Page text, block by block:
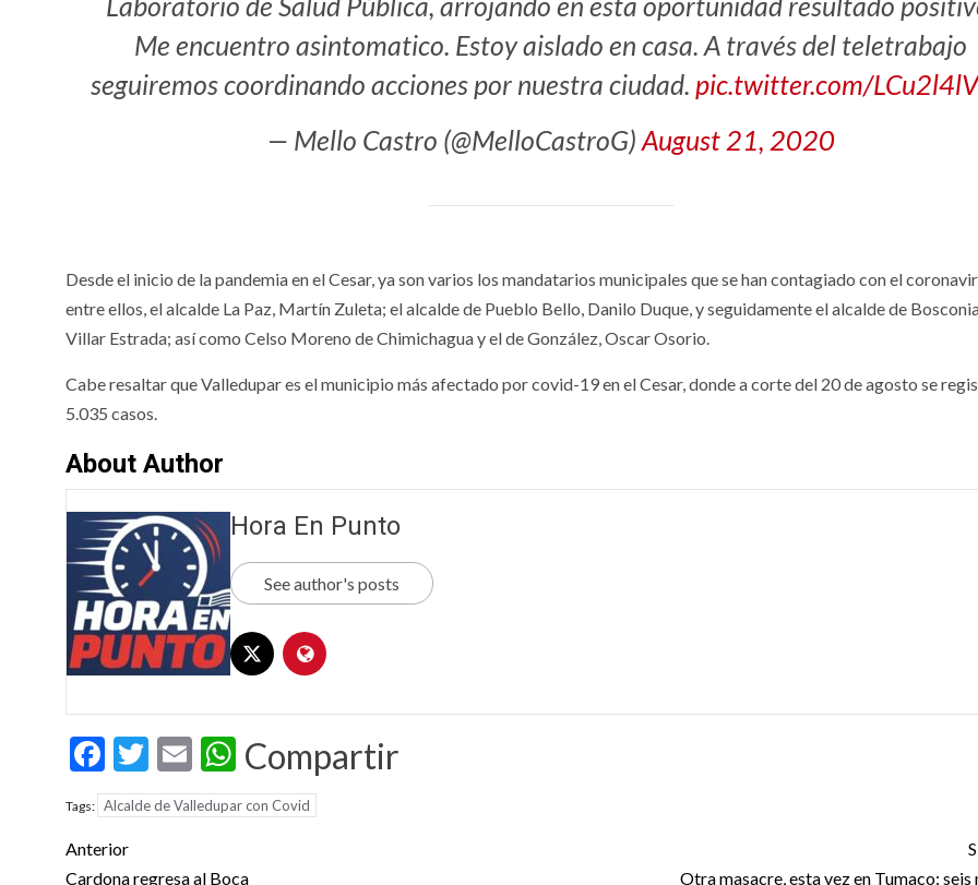
Me encuentro asintomatico. Estoy aislado en casa. A través del teletrabajo
seguiremos coordinando acciones por nuestra ciudad. pic.twitter.com/
— Mello Castro (@MelloCastroG) August 21, 2020
Desde el inicio de la pandemia en el Cesar, ya son varios los mandatarios municipales que se han contagiado con el
entre ellos, el alcalde La Paz, Martín Zuleta; el alcalde de Pueblo Bello, Danilo Duque, y seguidamente el alcalde de
Villar Estrada; así como Celso Moreno de Chimichagua y el de González, Oscar Osorio.
Cabe resaltar que Valledupar es el municipio más afectado por covid-19 en el Cesar, donde a corte del 20 de agosto se
5.035 casos.
About Author
Hora En Punto
See author's posts
Facebook
Twitter
EmailWhatsApp
Compartir
Tags: Alcalde de Valledupar con Covid
Post
Anterior
Cardona regresa al Boca
Otra masacre, esta vez en Tumaco: seis